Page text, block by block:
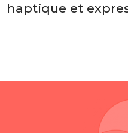
haptique et